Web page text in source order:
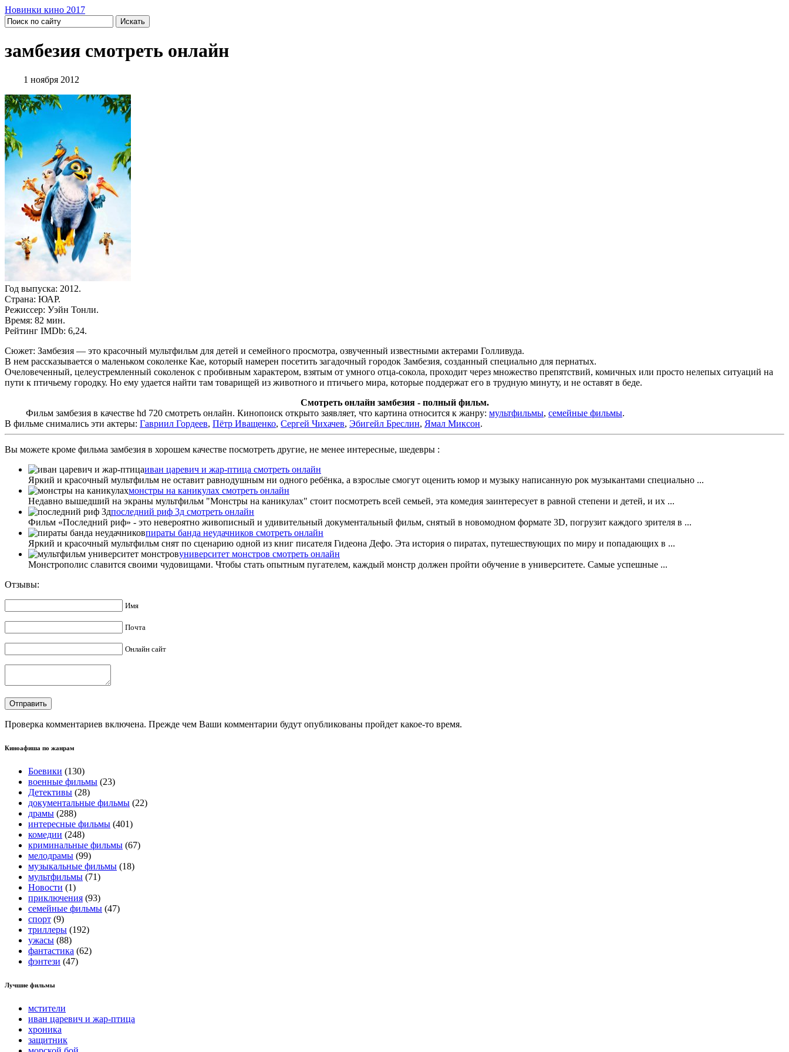
Новинки кино 2017
замбезия смотреть онлайн
1 ноября 2012
Год выпуска: 2012.
Страна: ЮАР.
Режиссер: Уэйн Тонли.
Время: 82 мин.
Рейтинг IMDb: 6,24.
Сюжет: Замбезия — это красочный мультфильм для детей и семейного просмотра, озвученный известными актерами Голливуда.
В нем рассказывается о маленьком соколенке Кае, который намерен посетить загадочный городок Замбезия, созданный специально для пернатых.
Очеловеченный, целеустремленный соколенок с пробивным характером, взятым от умного отца-сокола, проходит через множество препятствий, комичных или просто нелепых ситуаций на
пути к птичьему городку. Но ему удается найти там товарищей из животного и птичьего мира, которые поддержат его в трудную минуту, и не оставят в беде.
Смотреть онлайн замбезия - полный фильм.
Фильм замбезия в качестве hd 720 смотреть онлайн. Кинопоиск открыто заявляет, что картина относится к жанру: мультфильмы, семейные фильмы.
В фильме снимались эти актеры: Гавриил Гордеев, Пётр Иващенко, Сергей Чихачев, Эбигейл Бреслин, Ямал Миксон.
Вы можете кроме фильма замбезия в хорошем качестве посмотреть другие, не менее интересные, шедевры :
иван царевич и жар-птица смотреть онлайн
Яркий и красочный мультфильм не оставит равнодушным ни одного ребёнка, а взрослые смогут оценить юмор и музыку написанную рок музыкантами специально ...
монстры на каникулах смотреть онлайн
Недавно вышедший на экраны мультфильм "Монстры на каникулах" стоит посмотреть всей семьей, эта комедия заинтересует в равной степени и детей, и их ...
последний риф 3д смотреть онлайн
Фильм «Последний риф» - это невероятно живописный и удивительный документальный фильм, снятый в новомодном формате 3D, погрузит каждого зрителя в ...
пираты банда неудачников смотреть онлайн
Яркий и красочный мультфильм снят по сценарию одной из книг писателя Гидеона Дефо. Эта история о пиратах, путешествующих по миру и попадающих в ...
университет монстров смотреть онлайн
Монстрополис славится своими чудовищами. Чтобы стать опытным пугателем, каждый монстр должен пройти обучение в университете. Самые успешные ...
Отзывы:
Имя
Почта
Онлайн сайт
Проверка комментариев включена. Прежде чем Ваши комментарии будут опубликованы пройдет какое-то время.
Киноафиша по жанрам
Боевики (130)
военные фильмы (23)
Детективы (28)
документальные фильмы (22)
драмы (288)
интересные фильмы (401)
комедии (248)
криминальные фильмы (67)
мелодрамы (99)
музыкальные фильмы (18)
мультфильмы (71)
Новости (1)
приключения (93)
семейные фильмы (47)
спорт (9)
триллеры (192)
ужасы (88)
фантастика (62)
фэнтези (47)
Лучшие фильмы
мстители
иван царевич и жар-птица
хроника
защитник